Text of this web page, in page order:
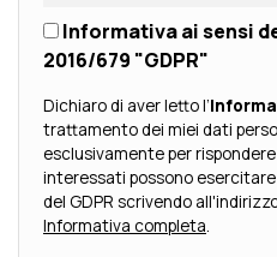
Informativa ai sensi
2016/679 "GDPR"
Dichiaro di aver letto l’
trattamento dei miei dati
esclusivamente per
interessati possono
del GDPR scrivendo
Informativa completa.